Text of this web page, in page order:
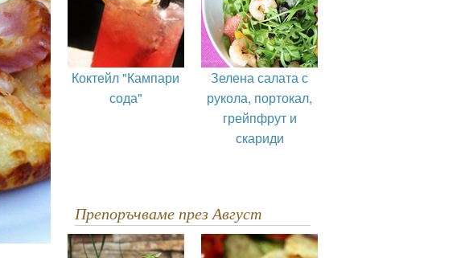
Коктейл "Кампари
сода"
Зелена салата с
рукола, портокал,
грейпфрут и
скариди
Препоръчваме през Август